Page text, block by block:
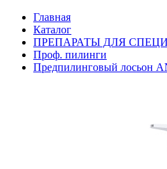
Главная
Каталог
ПРЕПАРАТЫ ДЛЯ
Проф. пилинги
Предпилинговый лосьон